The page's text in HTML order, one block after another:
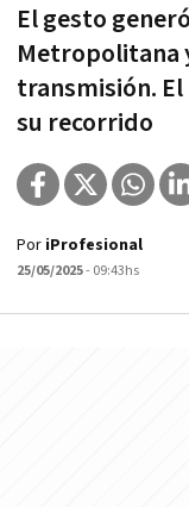
El gesto
Metropolitana
transmisión.
su recorrido
Por iProfesional
25/05/2025- 09:43hs